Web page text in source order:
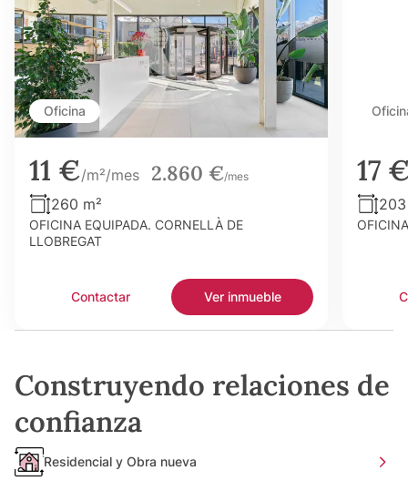
Oficina
11 €/m²/mes 2.860 €/mes
260 m²
OFICINA EQUIPADA. CORNELLÀ DE
LLOBREGAT
Contactar Ver inmueble
17
Construyendo relaciones de
confianza
Residencial y Obra nueva